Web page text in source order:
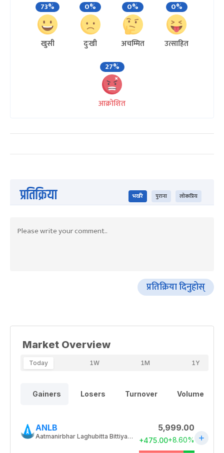
73%
खुसी
0%
दुःखी
0%
अचम्मित
0%
उत्साहित
27%
आक्रोशित
प्रतिक्रिया भर्खरै पुराना लोकप्रिय
प्रतिक्रिया दिनुहोस्